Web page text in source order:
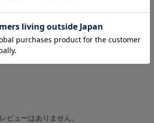
レビューはありません。